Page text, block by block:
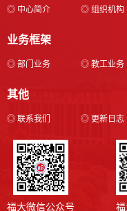
◎ 中心简介 ◎ 组织机构
业务框架
◎ 部门业务 ◎ 教工业务
其他
◎ 联系我们 ◎ 更新日志
福大微信公众号